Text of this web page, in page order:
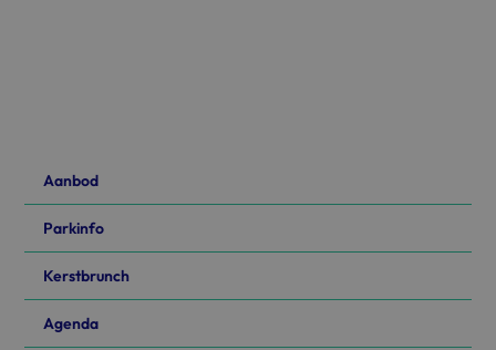
Aanbod
Parkinfo
Kerstbrunch
Agenda